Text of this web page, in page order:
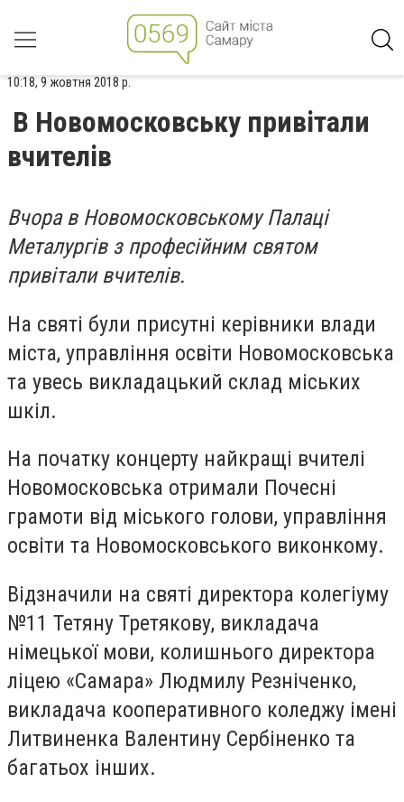
10:18, 9 жовтня 2018 р.
В Новомосковську привітали
вчителів
Вчора в Новомосковському Палаці
Металургів з професійним святом
привітали вчителів.
На святі були присутні керівники влади
міста, управління освіти Новомосковська
та увесь викладацький склад міських
шкіл.
На початку концерту найкращі вчителі
Новомосковська отримали Почесні
грамоти від міського голови, управління
освіти та Новомосковського виконкому.
Відзначили на святі директора колегіуму
№11 Тетяну Третякову, викладача
німецької мови, колишнього директора
ліцею «Самара» Людмилу Резніченко,
викладача кооперативного коледжу імені
Литвиненка Валентину Сербіненко та
багатьох інших.